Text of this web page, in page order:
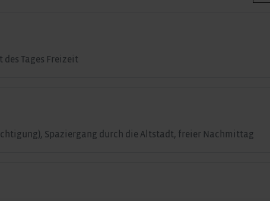
Tages Freizeit
Spaziergang durch die Altstadt, freier Nachmittag